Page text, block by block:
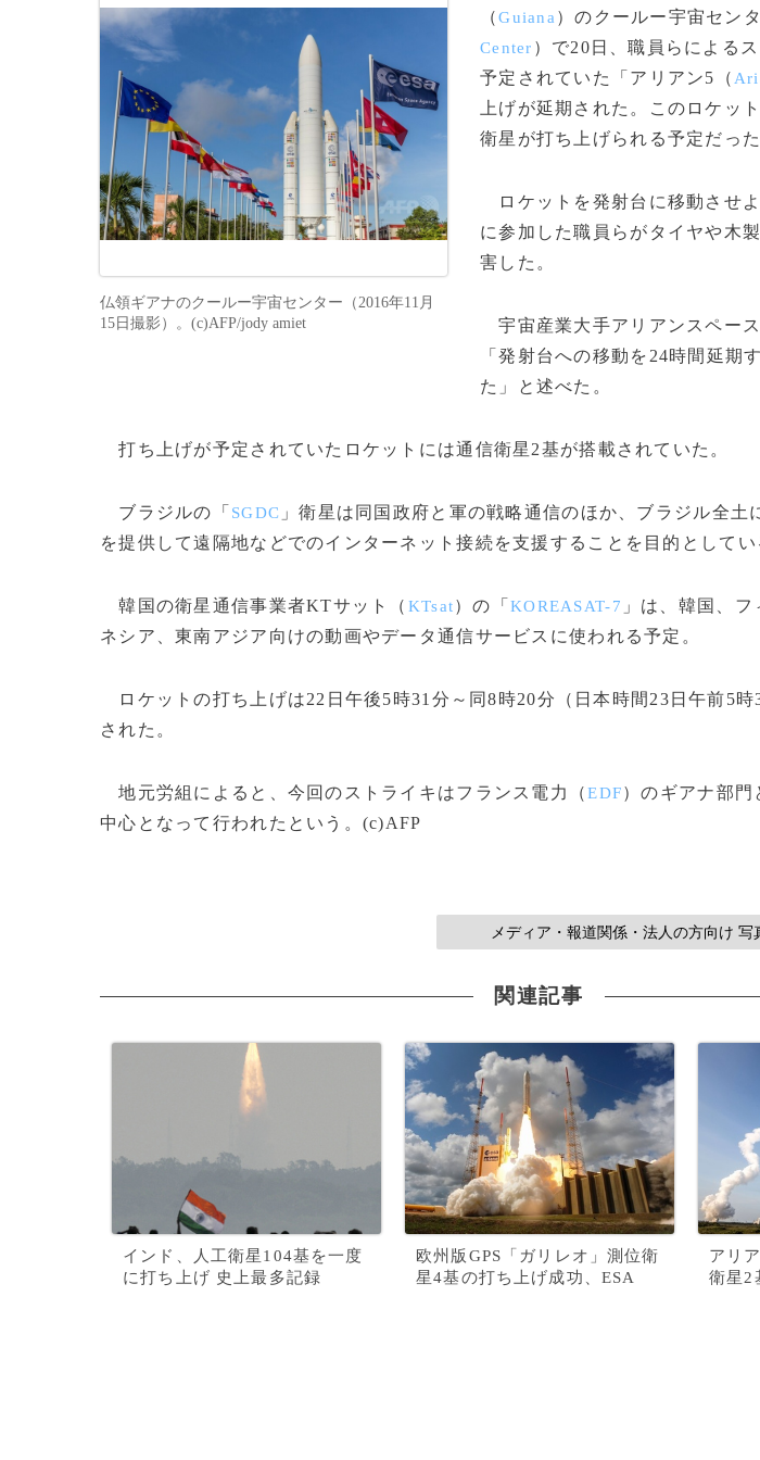
仏領ギアナのクールー宇宙センター（2016年11月
15日撮影）。(c)AFP/jody amiet
（Guiana ）のクールー宇宙セン
Center ）で20日、職員らによる
予定されていた「アリアン5（
上げが延期された。このロケッ
衛星が打ち上げられる予定だった
ロケットを発射台に移動させ
に参加した職員らがタイヤや木
害した。
宇宙産業大手アリアンスペー
「発射台への移動を24時間延期
た」と述べた。
打ち上げが予定されていたロケットには通信衛星2基が搭載されていた。
ブラジルの「 SGDC 」衛星は同国政府と軍の戦略通信のほか、ブラジル全土
を提供して遠隔地などでのインターネット接続を支援することを目的としてい
韓国の衛星通信事業者KTサット（ KTsat）の「KOREASAT-7 」は、韓国、
ネシア、東南アジア向けの動画やデータ通信サービスに使われる予定。
ロケットの打ち上げは22日午後5時31分～同8時20分（日本時間23日午前5時
された。
地元労組によると、今回のストライキはフランス電力（EDF）のギアナ部
中心となって行われたという。(c)AFP
メディア・報道関係・法人の方向け
関連記事
インド、人工衛星104基を一度
に打ち上げ 史上最多記録
欧州版GPS「ガリレオ」測位衛
星4基の打ち上げ成功、ESA
アリ
衛星2